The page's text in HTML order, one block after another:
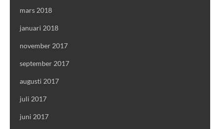
mars 2018
januari 2018
november 2017
september 2017
augusti 2017
juli 2017
juni 2017